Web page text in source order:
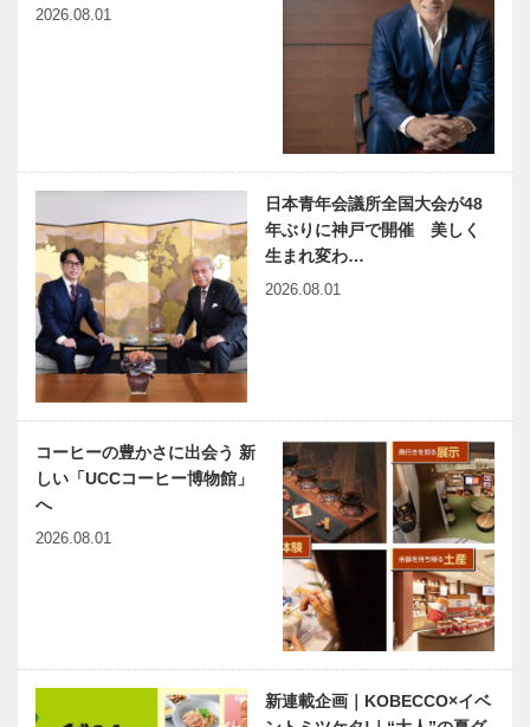
2026.08.01
日本青年会議所全国大会が48
年ぶりに神戸で開催 美しく
生まれ変わ…
2026.08.01
コーヒーの豊かさに出会う 新
しい「UCCコーヒー博物館」
へ
2026.08.01
新連載企画｜KOBECCO×イベ